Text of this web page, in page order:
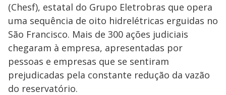
(Chesf), estatal do Grupo Eletrobras que opera
uma sequência de oito hidrelétricas erguidas no
São Francisco. Mais de 300 ações judiciais
chegaram à empresa, apresentadas por
pessoas e empresas que se sentiram
prejudicadas pela constante redução da vazão
do reservatório.